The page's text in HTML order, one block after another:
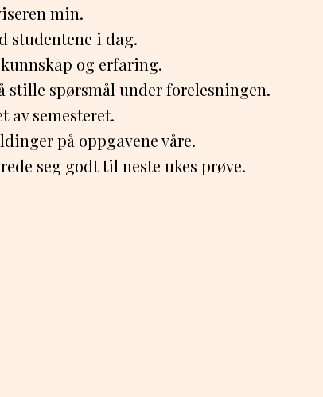
min.
studentene i dag.
og erfaring.
spørsmål under forelesningen.
av semesteret.
på oppgavene våre.
seg godt til neste ukes prøve.